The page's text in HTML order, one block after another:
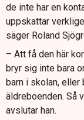
de inte har en
uppskattar
säger Roland
– Att få den här
bryr sig inte bara
barn i skolan,
äldreboenden. Så
avslutar han.